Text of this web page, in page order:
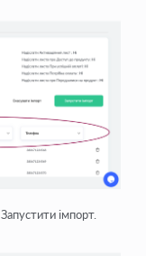
Запустити імпорт.